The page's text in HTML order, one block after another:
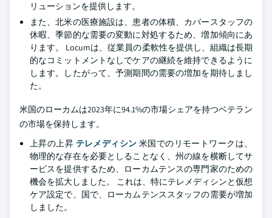
リューションを提供します。
また、北米の医療施設は、患者の体積、カバースタッフの
休暇、季節的な需要の変動に対処するため、増加傾向にあ
ります。 Locumは、従業員の柔軟性を提供し、組織は長期
的なコミットメントなしでケアの継続を維持できるように
します。したがって、予測期間の需要の増加を期待しまし
た。
米国のローカムは2023年に94.1%の市場シェアを持つベテラン
の市場を保持します。
上昇の上昇 テレメディシン 米国でのリモートワークは、
物理的な存在を必要としることなく、州の線を横断してサ
ービスを提供するため、ローカムテンスの専門家のための
機会を拡大しました。 これは、特にテレメディシンと仮想
ケア設定で、国で、ローカムテンススタッフの需要が増加
しました。